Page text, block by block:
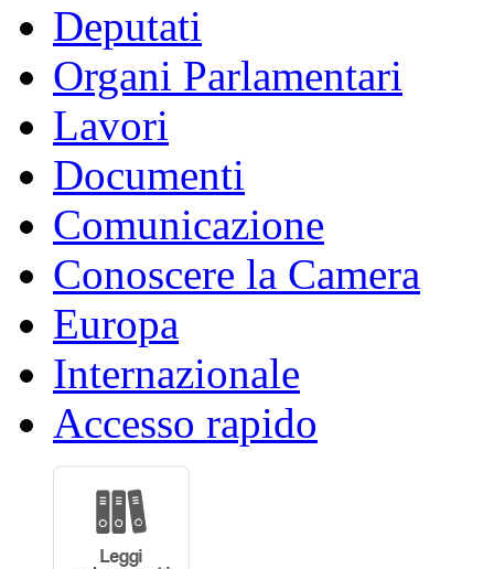
Deputati
Organi Parlamentari
Lavori
Documenti
Comunicazione
Conoscere la Camera
Europa
Internazionale
Accesso rapido